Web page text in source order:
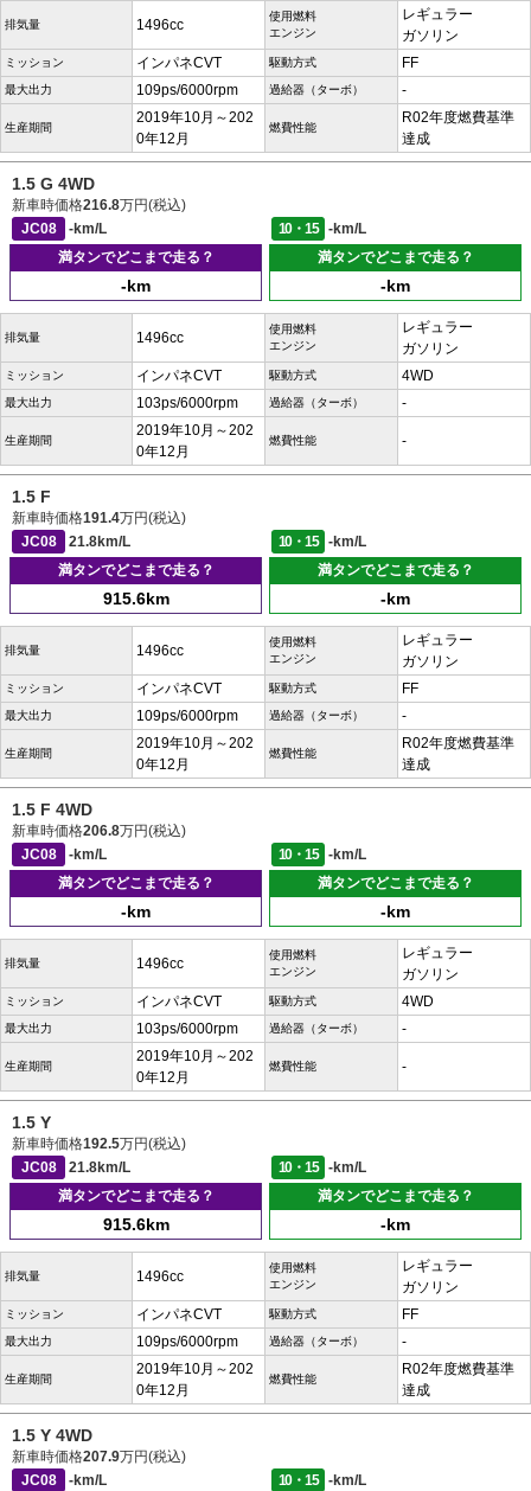
排気量 1496cc
使用燃料
エンジン
レギュラー
ガソリン
ミッション インパネCVT 駆動方式 FF
最大出力 109ps/6000rpm 過給器（ターボ） -
生産期間
2019年10月～202
0年12月
燃費性能
R02年度燃費基準
達成
1.5 G 4WD
新車時価格216.8万円(税込)
JC08
-km/L 10・15
-km/L
満タンでどこまで走る？
-km
満タンでどこまで走る？
-km
排気量 1496cc
使用燃料
エンジン
レギュラー
ガソリン
ミッション インパネCVT 駆動方式 4WD
最大出力 103ps/6000rpm 過給器（ターボ） -
生産期間
2019年10月～202
0年12月
燃費性能 -
1.5 F
新車時価格191.4万円(税込)
JC08
21.8km/L 10・15
-km/L
満タンでどこまで走る？
915.6km
満タンでどこまで走る？
-km
排気量 1496cc
使用燃料
エンジン
レギュラー
ガソリン
ミッション インパネCVT 駆動方式 FF
最大出力 109ps/6000rpm 過給器（ターボ） -
生産期間
2019年10月～202
0年12月
燃費性能
R02年度燃費基準
達成
1.5 F 4WD
新車時価格206.8万円(税込)
JC08
-km/L 10・15
-km/L
満タンでどこまで走る？
-km
満タンでどこまで走る？
-km
排気量 1496cc
使用燃料
エンジン
レギュラー
ガソリン
ミッション インパネCVT 駆動方式 4WD
最大出力 103ps/6000rpm 過給器（ターボ） -
生産期間
2019年10月～202
0年12月
燃費性能 -
1.5 Y
新車時価格192.5万円(税込)
JC08
21.8km/L 10・15
-km/L
満タンでどこまで走る？
915.6km
満タンでどこまで走る？
-km
排気量 1496cc
使用燃料
エンジン
レギュラー
ガソリン
ミッション インパネCVT 駆動方式 FF
最大出力 109ps/6000rpm 過給器（ターボ） -
生産期間
2019年10月～202
0年12月
燃費性能
R02年度燃費基準
達成
1.5 Y 4WD
新車時価格207.9万円(税込)
JC08
-km/L 10・15
-km/L